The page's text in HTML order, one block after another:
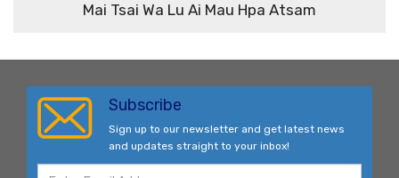
Mai Tsai Wa Lu Ai Mau Hpa Atsam
Subscribe
Sign up to our newsletter and get latest news
and updates straight to your inbox!